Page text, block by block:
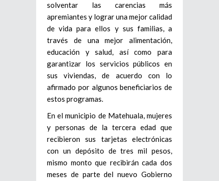
solventar las carencias más
apremiantes y lograr una mejor calidad
de vida para ellos y sus familias, a
través de una mejor alimentación,
educación y salud, así como para
garantizar los servicios públicos en
sus viviendas, de acuerdo con lo
afirmado por algunos beneficiarios de
estos programas.
En el municipio de Matehuala, mujeres
y personas de la tercera edad que
recibieron sus tarjetas electrónicas
con un depósito de tres mil pesos,
mismo monto que recibirán cada dos
meses de parte del nuevo Gobierno